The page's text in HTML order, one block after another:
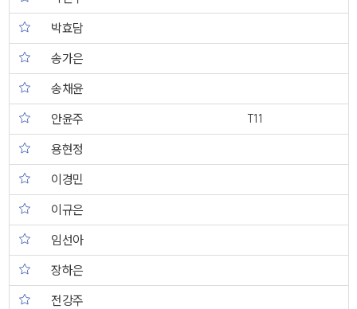
박효담
송가은
송채윤
안윤주
T11
용현정
이경민
이규은
임선아
장하은
전강주